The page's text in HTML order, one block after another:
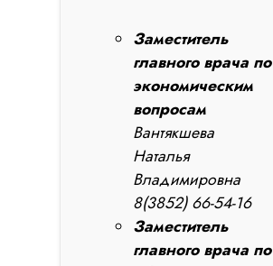
Заместитель
главного врача по
экономическим
вопросам
Вантякшева
Наталья
Владимировна
8(3852) 66-54-16
Заместитель
главного врача по